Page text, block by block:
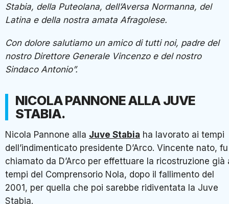
Stabia, della Puteolana, dell’Aversa Normanna, del
Latina e della nostra amata Afragolese.
Con dolore salutiamo un amico di tutti noi, padre del
nostro Direttore Generale Vincenzo e del nostro
Sindaco Antonio”.
NICOLA PANNONE ALLA JUVE
STABIA.
Nicola Pannone alla Juve Stabia ha lavorato ai tempi
dell’indimenticato presidente D’Arco. Vincente nato, fu
chiamato da D’Arco per effettuare la ricostruzione già
tempi del Comprensorio Nola, dopo il fallimento del
2001, per quella che poi sarebbe ridiventata la Juve
Stabia.